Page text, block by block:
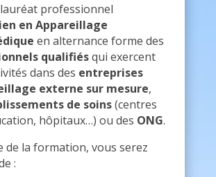
professionnel
en Appareillage
en alternance forme des
qualifiésqui exercent
dans des entreprises
externe sur mesure,
de soins(centres
hôpitaux…) ou des ONG.
de la formation, vous serez
: